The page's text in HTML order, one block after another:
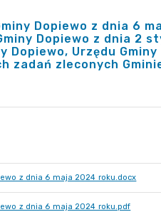
Dopiewo z dnia 6
Dopiewo z dnia 2
Urzędu
zadań zleconych
z dnia 6 maja 2024 roku.docx
z dnia 6 maja 2024 roku.pdf